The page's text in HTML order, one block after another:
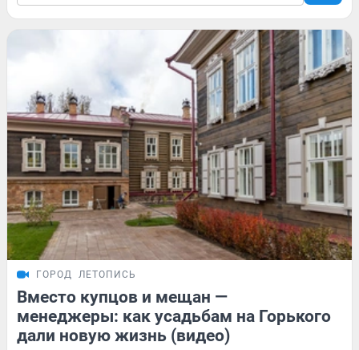
ГОРОД ЛЕТОПИСЬ
Вместо купцов и мещан —
менеджеры: как усадьбам на Горького
дали новую жизнь (видео)